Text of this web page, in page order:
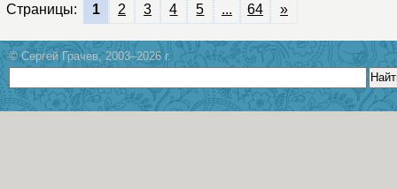
Страницы: 1 2 3 4 5 ... 64 »
© Сергей Грачев, 2003–2026 г.